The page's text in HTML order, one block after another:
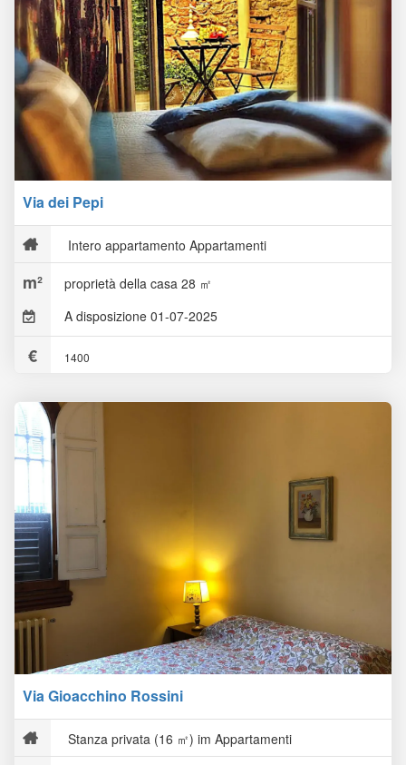
Via dei Pepi
Intero appartamento Appartamenti
proprietà della casa 28 ㎡
A disposizione 01-07-2025
1400
Via Gioacchino Rossini
Stanza privata (16 ㎡) im Appartamenti